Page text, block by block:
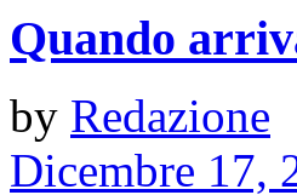
Quando
by Redazione
Dicembre 17,